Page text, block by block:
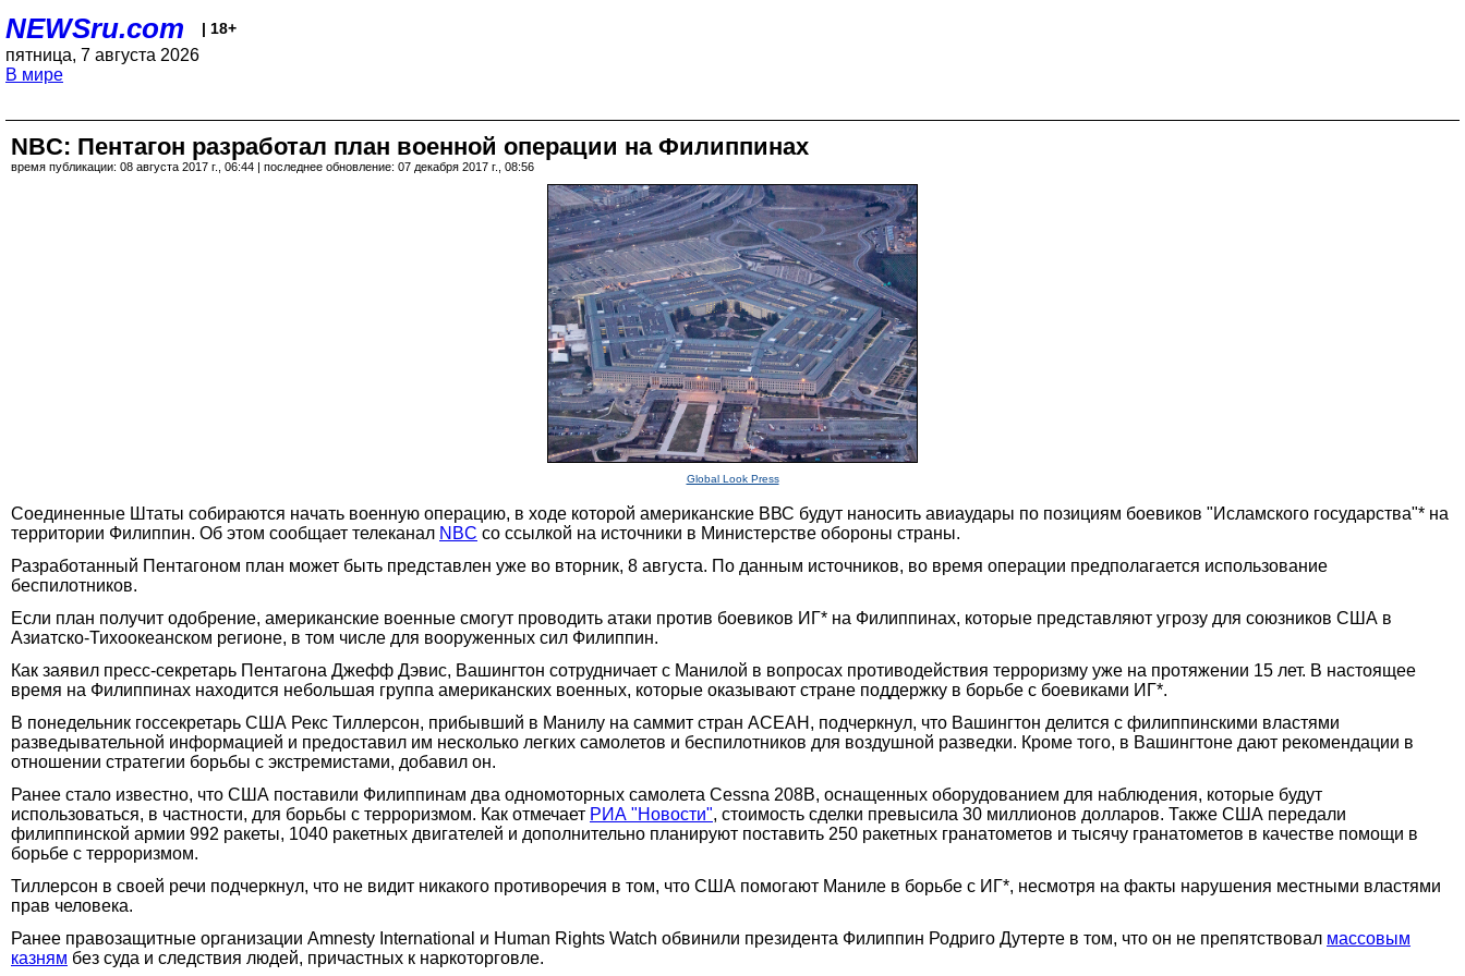
NEWSru.com | 18+
пятница, 7 августа 2026
В мире
NBC: Пентагон разработал план военной операции на Филиппинах
время публикации: 08 августа 2017 г., 06:44 | последнее обновление: 07 декабря 2017 г., 08:56
Global Look Press
Соединенные Штаты собираются начать военную операцию, в ходе которой американские ВВС будут наносить авиаудары по позициям боевиков "Исламского государства"* на
территории Филиппин. Об этом сообщает телеканал NBC со ссылкой на источники в Министерстве обороны страны.
Разработанный Пентагоном план может быть представлен уже во вторник, 8 августа. По данным источников, во время операции предполагается использование
беспилотников.
Если план получит одобрение, американские военные смогут проводить атаки против боевиков ИГ* на Филиппинах, которые представляют угрозу для союзников США в
Азиатско-Тихоокеанском регионе, в том числе для вооруженных сил Филиппин.
Как заявил пресс-секретарь Пентагона Джефф Дэвис, Вашингтон сотрудничает с Манилой в вопросах противодействия терроризму уже на протяжении 15 лет. В настоящее
время на Филиппинах находится небольшая группа американских военных, которые оказывают стране поддержку в борьбе с боевиками ИГ*.
В понедельник госсекретарь США Рекс Тиллерсон, прибывший в Манилу на саммит стран АСЕАН, подчеркнул, что Вашингтон делится с филиппинскими властями
разведывательной информацией и предоставил им несколько легких самолетов и беспилотников для воздушной разведки. Кроме того, в Вашингтоне дают рекомендации в
отношении стратегии борьбы с экстремистами, добавил он.
Ранее стало известно, что США поставили Филиппинам два одномоторных самолета Cessna 208B, оснащенных оборудованием для наблюдения, которые будут
использоваться, в частности, для борьбы с терроризмом. Как отмечает РИА "Новости", стоимость сделки превысила 30 миллионов долларов. Также США передали
филиппинской армии 992 ракеты, 1040 ракетных двигателей и дополнительно планируют поставить 250 ракетных гранатометов и тысячу гранатометов в качестве помощи в
борьбе с терроризмом.
Тиллерсон в своей речи подчеркнул, что не видит никакого противоречия в том, что США помогают Маниле в борьбе с ИГ*, несмотря на факты нарушения местными властями
прав человека.
Ранее правозащитные организации Amnesty International и Human Rights Watch обвинили президента Филиппин Родриго Дутерте в том, что он не препятствовал массовым
казням без суда и следствия людей, причастных к наркоторговле.